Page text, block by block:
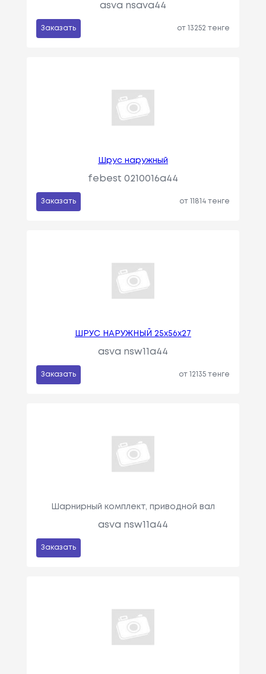
asva nsava44
Заказать от 13252 тенге
Шрус наружный
febest 0210016a44
Заказать от 11814 тенге
ШРУС НАРУЖНЫЙ 25x56x27
asva nsw11a44
Заказать от 12135 тенге
Шарнирный комплект, приводной вал
asva nsw11a44
Заказать